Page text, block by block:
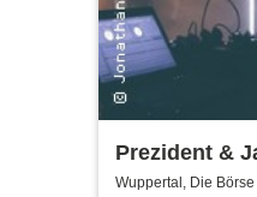
Prezident &
dann lerne es
Wuppertal, Die Börse